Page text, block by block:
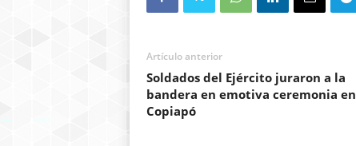
Artículo anterior
Soldados del Ejército juraron a la
bandera en emotiva ceremonia en
Copiapó